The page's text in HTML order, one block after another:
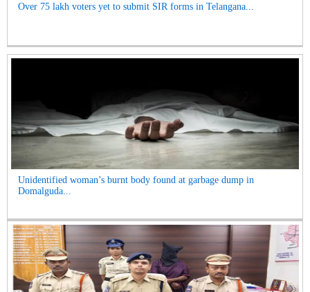
Over 75 lakh voters yet to submit SIR forms in Telangana...
Unidentified woman’s burnt body found at garbage dump in
Domalguda...